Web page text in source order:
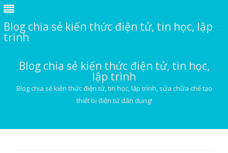
Blog chia sẻ kiến thức điện tử, tin học, lập
trình
Blog chia sẻ kiến thức điện tử, tin học,
lập trình
Blog chia sẻ kiến thức điện tử, tin học, lập trình, sửa chữa chế tạo
thiết bị điện tử dân dụng!